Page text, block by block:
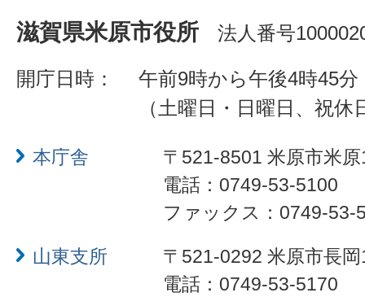
滋賀県米原市役所 法人番号
開庁日時：
午前9時から午後4時45分
（土曜日・日曜日、祝
本庁舎
〒521-8501 米原市米
電話：0749-53-5100
ファックス：0749-53-
山東支所
〒521-0292 米原市長
電話：0749-53-5170